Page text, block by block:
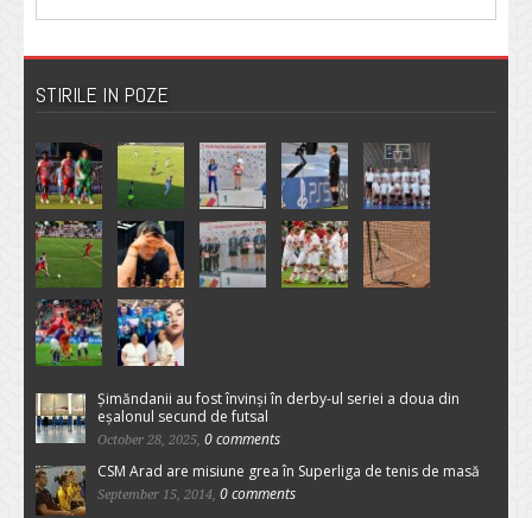
STIRILE IN POZE
Șimăndanii au fost învinși în derby-ul seriei a doua din
eșalonul secund de futsal
October 28, 2025, 0 comments
CSM Arad are misiune grea în Superliga de tenis de masă
September 15, 2014, 0 comments